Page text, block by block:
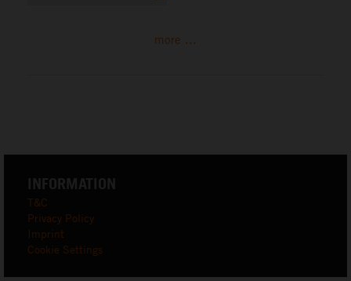
more ...
INFORMATION
T&C
Privacy Policy
Imprint
Cookie Settings